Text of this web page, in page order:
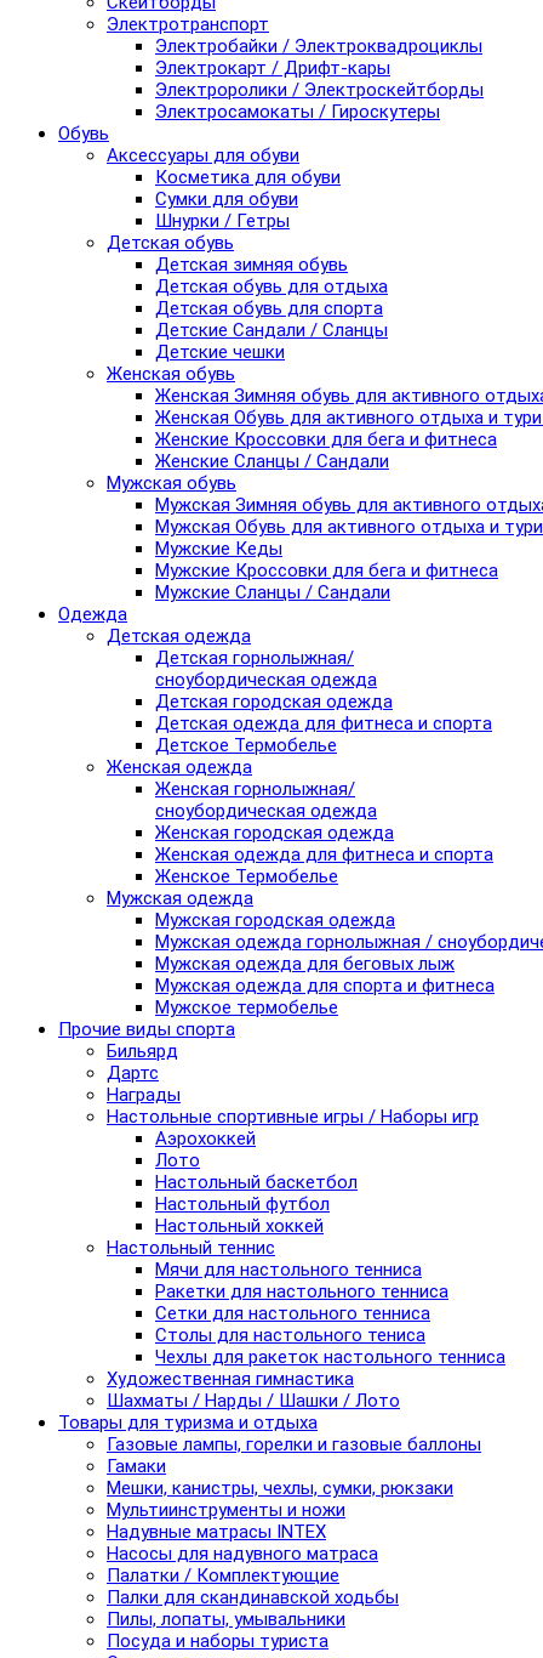
Электротранспорт
Электробайки / Электроквадроциклы
Электрокарт / Дрифт-кары
Электроролики / Электроскейтборды
Электросамокаты / Гироскутеры
Обувь
Аксессуары для обуви
Косметика для обуви
Сумки для обуви
Шнурки / Гетры
Детская обувь
Детская зимняя обувь
Детская обувь для отдыха
Детская обувь для спорта
Детские Сандали / Сланцы
Детские чешки
Женская обувь
Женская Зимняя обувь для активного
Женская Обувь для активного отдыха и
Женские Кроссовки для бега и фитнеса
Женские Сланцы / Сандали
Мужская обувь
Мужская Зимняя обувь для активного
Мужская Обувь для активного отдыха и
Мужские Кеды
Мужские Кроссовки для бега и фитнеса
Мужские Сланцы / Сандали
Одежда
Детская одежда
Детская горнолыжная/
сноубордическая одежда
Детская городская одежда
Детская одежда для фитнеса и спорта
Детское Термобелье
Женская одежда
Женская горнолыжная/
сноубордическая одежда
Женская городская одежда
Женская одежда для фитнеса и спорта
Женское Термобелье
Мужская одежда
Мужская городская одежда
Мужская одежда горнолыжная /
Мужская одежда для беговых лыж
Мужская одежда для спорта и фитнеса
Мужское термобелье
Прочие виды спорта
Бильярд
Дартс
Награды
Настольные спортивные игры / Наборы игр
Аэрохоккей
Лото
Настольный баскетбол
Настольный футбол
Настольный хоккей
Настольный теннис
Мячи для настольного тенниса
Ракетки для настольного тенниса
Сетки для настольного тенниса
Столы для настольного тениса
Чехлы для ракеток настольного тенниса
Художественная гимнастика
Шахматы / Нарды / Шашки / Лото
Товары для туризма и отдыха
Газовые лампы, горелки и газовые баллоны
Гамаки
Мешки, канистры, чехлы, сумки, рюкзаки
Мультиинструменты и ножи
Надувные матрасы INTEX
Насосы для надувного матраса
Палатки / Комплектующие
Палки для скандинавской ходьбы
Пилы, лопаты, умывальники
Посуда и наборы туриста